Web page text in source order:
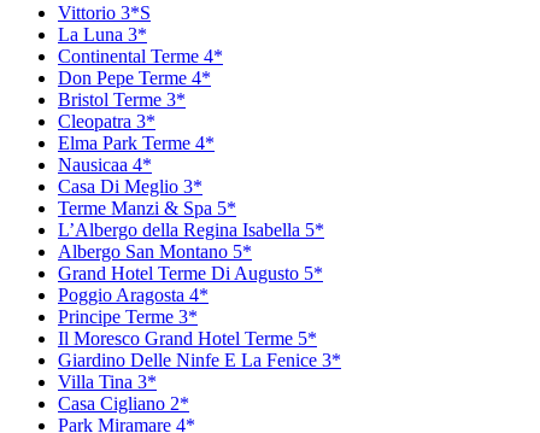
Vittorio 3*S
La Luna 3*
Continental Terme 4*
Don Pepe Terme 4*
Bristol Terme 3*
Cleopatra 3*
Elma Park Terme 4*
Nausicaa 4*
Casa Di Meglio 3*
Terme Manzi & Spa 5*
L’Albergo della Regina Isabella 5*
Albergo San Montano 5*
Grand Hotel Terme Di Augusto 5*
Poggio Aragosta 4*
Principe Terme 3*
Il Moresco Grand Hotel Terme 5*
Giardino Delle Ninfe E La Fenice 3*
Villa Tina 3*
Casa Cigliano 2*
Park Miramare 4*